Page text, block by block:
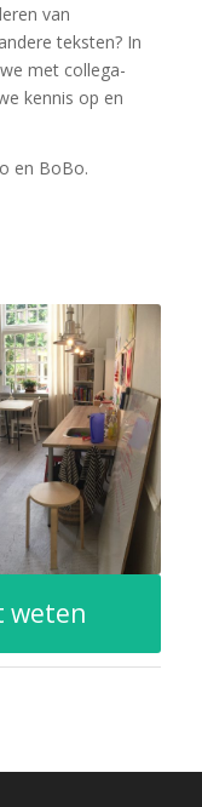
van
teksten? In
met collega-
kennis op en
en BoBo.
weten